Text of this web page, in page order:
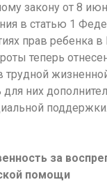
закону от 8
в статью 1
прав ребенка в
теперь
трудной
для них
поддержки.
за
помощи